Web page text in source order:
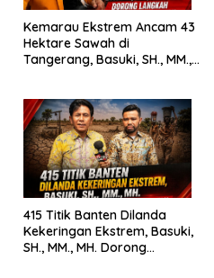
Kemarau Ekstrem Ancam 43
Hektare Sawah di
Tangerang, Basuki, SH., MM.,
415 Titik Banten Dilanda
Kekeringan Ekstrem, Basuki,
SH., MM., MH. Dorong